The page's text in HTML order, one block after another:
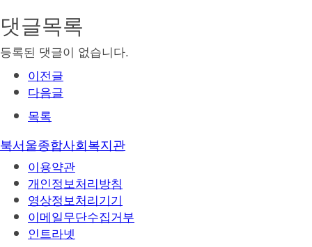
댓글목록
등록된 댓글이 없습니다.
이전글
다음글
목록
북서울종합사회복지관
이용약관
개인정보처리방침
영상정보처리기기
이메일무단수집거부
인트라넷